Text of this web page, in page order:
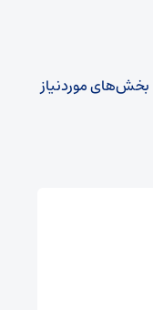
بخش‌های موردنیاز